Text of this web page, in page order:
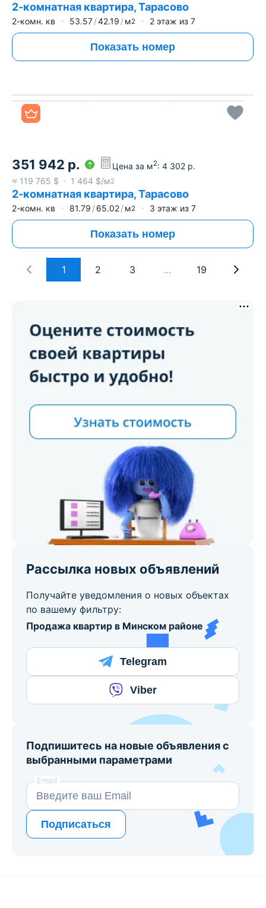
2-комнатная квартира, Тарасово
2-комн. кв 53.57 42.19 м2 2 этаж из 7
Показать номер
Все фото
351 942 р. Цена за м2: 4 302 р.
≈ 119 765 $ 1 464 $/м2
2-комнатная квартира, Тарасово
2-комн. кв 81.79 65.02 м2 3 этаж из 7
Показать номер
1 2 3 ... 19
Рассылка новых объявлений
Получайте уведомления о новых объектах
по вашему фильтру:
Продажа квартир в Минском районе
Telegram
Viber
Подпишитесь на новые объявления с
выбранными параметрами
Email
Подписаться